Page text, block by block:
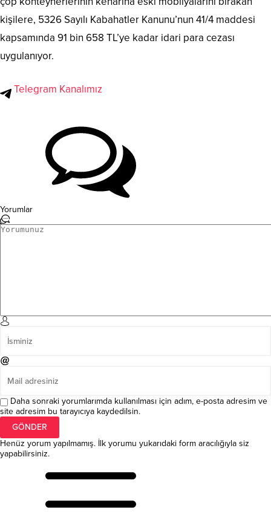
kişilere, 5326 Sayılı Kabahatler Kanunu’nun 41/4 maddesi
kapsamında 91 bin 658 TL’ye kadar idari para cezası
uygulanıyor.
Telegram Kanalımız
Yorumlar
Daha sonraki yorumlarımda kullanılması için adım, e-posta adresim ve
site adresim bu tarayıcıya kaydedilsin.
Henüz yorum yapılmamış. İlk yorumu yukarıdaki form aracılığıyla siz
yapabilirsiniz.